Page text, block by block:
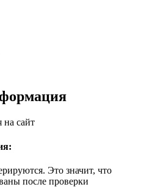
на сайт
Это значит, что
после проверки